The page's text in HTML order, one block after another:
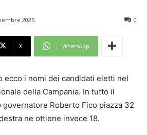
2025 0
X WhatsApp
ecco i nomi dei candidati eletti nel
della Campania. In tutto il
governatore Roberto Fico piazza 32
ne ottiene invece 18.